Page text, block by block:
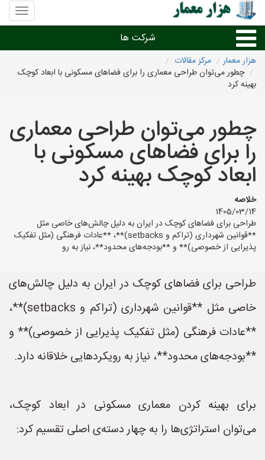
منوی
سایت
معمار
شرکت ها
طراحی داخلی و دکوراسیون داخلی
شرکت های معماری شهرها
هزار معمار
مرکز مقالات
چطور می‌توان طراحی معماری را برای فضاهای مسکونی با ابعاد کوچک
بهینه کرد
چطور می‌توان طراحی معماری
را برای فضاهای مسکونی با
ابعاد کوچک بهینه کرد
خلاصه
1405/03/14
طراحی برای فضاهای کوچک در ایران به دلیل چالش‌های خاصی مثل
**قوانین شهرداری (تراکم و setbacks)**، **عادات فرهنگی (مثل تفکیک
پذیرایی از خصوصی)** و **بودجه‌های محدود**، نیاز به رو
طراحی برای فضاهای کوچک در ایران به دلیل چالش‌های
خاصی مثل **قوانین شهرداری (تراکم و setbacks)**،
**عادات فرهنگی (مثل تفکیک پذیرایی از خصوصی)** و
**بودجه‌های محدود**، نیاز به رویکردهایی خلاقانه دارد.
برای بهینه کردن معماری مسکونی در ابعاد کوچک،
می‌توان استراتژی‌ها را به چهار دسته‌ی اصلی تقسیم کرد: